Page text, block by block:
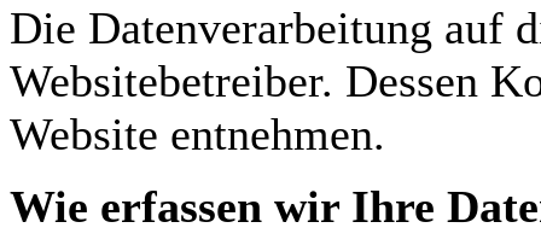
Die Datenverarbeitung auf
Websitebetreiber. Dessen
Website entnehmen.
Wie erfassen wir Ihre